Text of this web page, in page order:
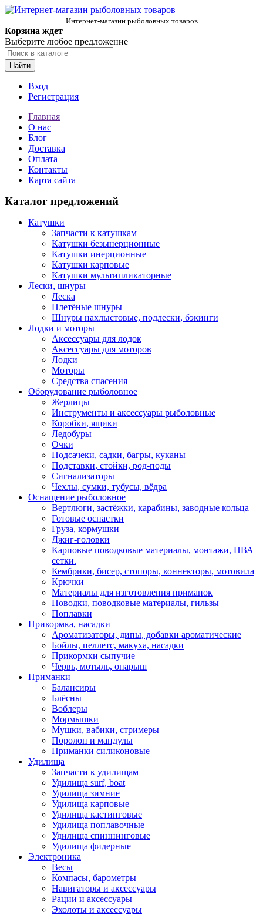
Интернет-магазин рыболовных товаров
Корзина ждет
Выберите любое предложение
Найти
Вход
Регистрация
Главная
О нас
Блог
Доставка
Оплата
Контакты
Карта сайта
Каталог предложений
Катушки
Запчасти к катушкам
Катушки безынерционные
Катушки инерционные
Катушки карповые
Катушки мультипликаторные
Лески, шнуры
Леска
Плетёные шнуры
Шнуры нахлыстовые, подлески, бэкинги
Лодки и моторы
Аксессуары для лодок
Аксессуары для моторов
Лодки
Моторы
Средства спасения
Оборудование рыболовное
Жерлицы
Инструменты и аксессуары рыболовные
Коробки, ящики
Ледобуры
Очки
Подсачеки, садки, багры, куканы
Подставки, стойки, род-поды
Сигнализаторы
Чехлы, сумки, тубусы, вёдра
Оснащение рыболовное
Вертлюги, застёжки, карабины, заводные кольца
Готовые оснастки
Груза, кормушки
Джиг-головки
Карповые поводковые материалы, монтажи, ПВА
сетки.
Кембрики, бисер, стопоры, коннекторы, мотовила
Крючки
Материалы для изготовления приманок
Поводки, поводковые материалы, гильзы
Поплавки
Прикормка, насадки
Ароматизаторы, дипы, добавки ароматические
Бойлы, пеллетс, макуха, насадки
Прикормки сыпучие
Червь, мотыль, опарыш
Приманки
Балансиры
Блёсны
Воблеры
Мормышки
Мушки, вабики, стримеры
Поролон и мандулы
Приманки силиконовые
Удилища
Запчасти к удилищам
Удилища surf, boat
Удилища зимние
Удилища карповые
Удилища кастинговые
Удилища поплавочные
Удилища спиннинговые
Удилища фидерные
Электроника
Весы
Компасы, барометры
Навигаторы и аксессуары
Рации и аксессуары
Эхолоты и аксессуары